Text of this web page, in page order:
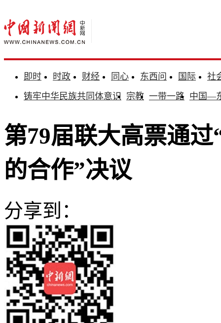
即时 时政 财经 同心 东西问 国际
社
铸牢中华民族共同体意识 宗教 一带一路 中国—
第79届联大高票通
的合作”决议
分享到：